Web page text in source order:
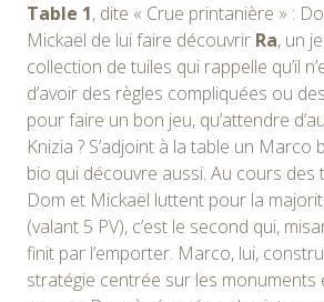
Table 1, dite « Crue printanière » :
Mickaël de lui faire découvrir Ra, un
collection de tuiles qui rappelle qu’il
d’avoir des règles compliquées ou
pour faire un bon jeu, qu’attendre
Knizia ? S’adjoint à la table un
bio qui découvre aussi. Au cours des
Dom et Mickaël luttent pour la
(valant 5 PV), c’est le second qui,
finit par l’emporter. Marco, lui,
stratégie centrée sur les monuments